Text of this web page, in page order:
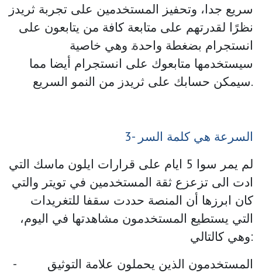
سريع جدا، وتحفيز المستخدمين على تجربة ثريدز
نظرًا لقدرتهم على متابعة كافة من يتابعون على
انستجرام بضغطة واحدة. وهي خاصية
سيستخدمها متابعوك على انستجرام أيضا مما
سيمكن حسابك على ثريدز من النمو السريع.
3- السرعة هي كلمة السر
لم يمر سوا 5 ايام على قرارات ايلون ماسك التي
ادت الى تزعزع ثقة المستخدمين في تويتر والتي
كان ابرزها أن المنصة حددت سقفا للتغريدات
التي يستطيع المستخدمون مشاهدتها في اليوم،
وهي كالتالي:
- المستخدمون الذين يحملون علامة التوثيق